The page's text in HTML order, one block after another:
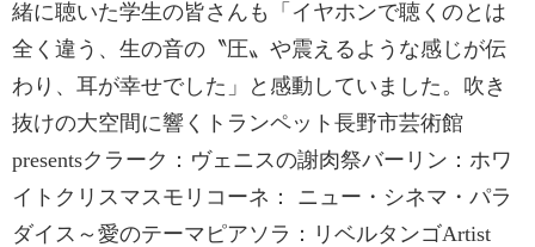
緒に聴いた学生の皆さんも「イヤホンで聴くのとは
全く違う、生の音の〝圧〟や震えるような感じが伝
わり、耳が幸せでした」と感動していました。吹き
抜けの大空間に響くトランペット長野市芸術館
presentsクラーク：ヴェニスの謝肉祭バーリン：ホワ
イトクリスマスモリコーネ： ニュー・シネマ・パラ
ダイス～愛のテーマピアソラ：リベルタンゴArtist